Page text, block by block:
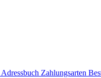
Adressbuch Zahlungsarten